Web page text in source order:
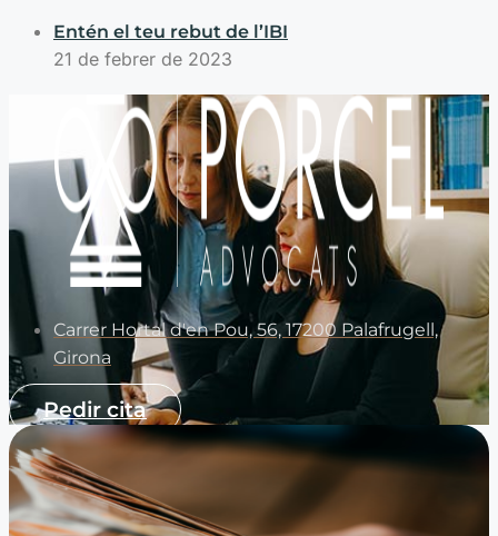
Entén el teu rebut de l’IBI
21 de febrer de 2023
Carrer Hortal d'en Pou, 56, 17200 Palafrugell,
Girona
Pedir cita